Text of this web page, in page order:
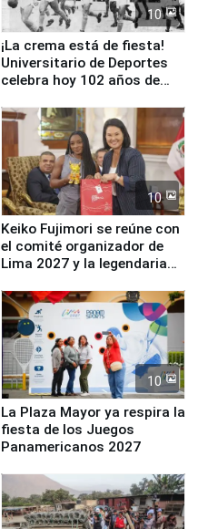
10
¡La crema está de fiesta!
Universitario de Deportes
celebra hoy 102 años de
10
Keiko Fujimori se reúne con
el comité organizador de
Lima 2027 y la legendaria
10
La Plaza Mayor ya respira la
fiesta de los Juegos
Panamericanos 2027